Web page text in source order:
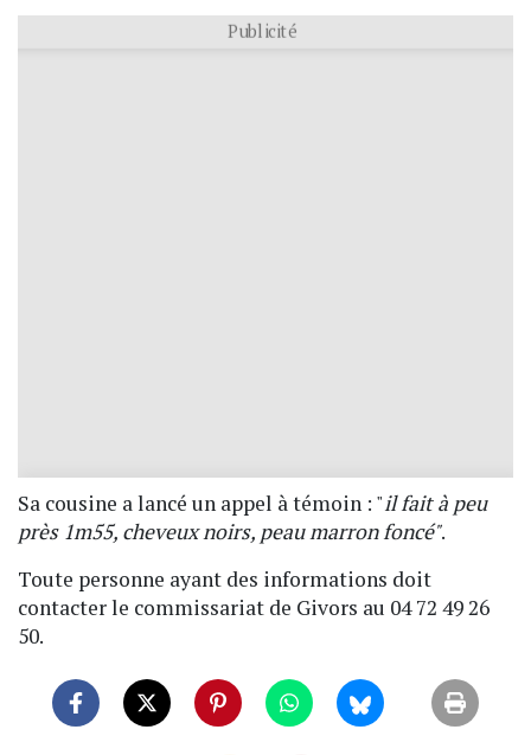
Publicité
Sa cousine a lancé un appel à témoin : "il fait à peu
près 1m55, cheveux noirs, peau marron foncé".
Toute personne ayant des informations doit
contacter le commissariat de Givors au 04 72 49 26
50.